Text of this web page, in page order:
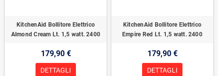
KitchenAid Bollitore Elettrico
Almond Cream Lt. 1,5 watt. 2400
179,90 €
DETTAGLI
KitchenAid Bollitore Elettrico
Empire Red Lt. 1,5 watt. 2400
179,90 €
DETTAGLI